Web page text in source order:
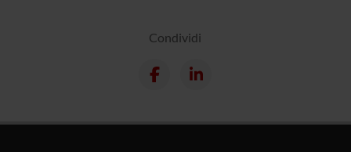
Condividi